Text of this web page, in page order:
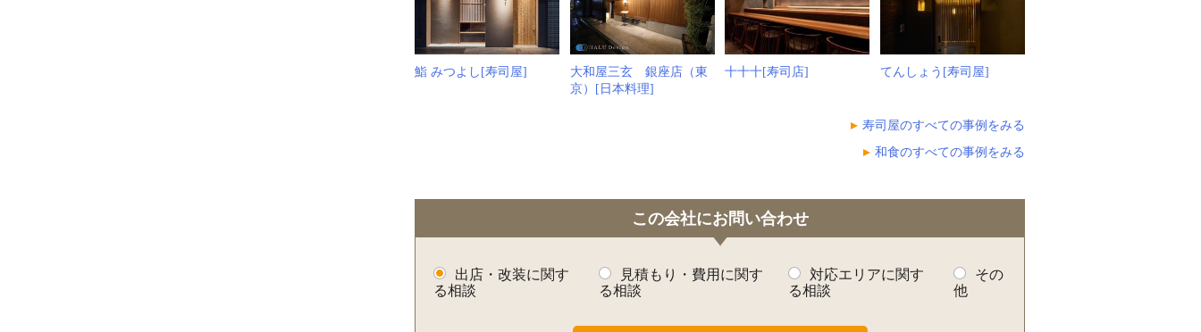
鮨 みつよし[寿司屋]
大和屋三玄 銀座店（東
京）[日本料理]
十十十[寿司店] てんしょう[寿司屋]
寿司屋のすべての事例をみる
和食のすべての事例をみる
この会社にお問い合わせ
出店・改装に関す
る相談
見積もり・費用に関す
る相談
対応エリアに関す
る相談
その
他